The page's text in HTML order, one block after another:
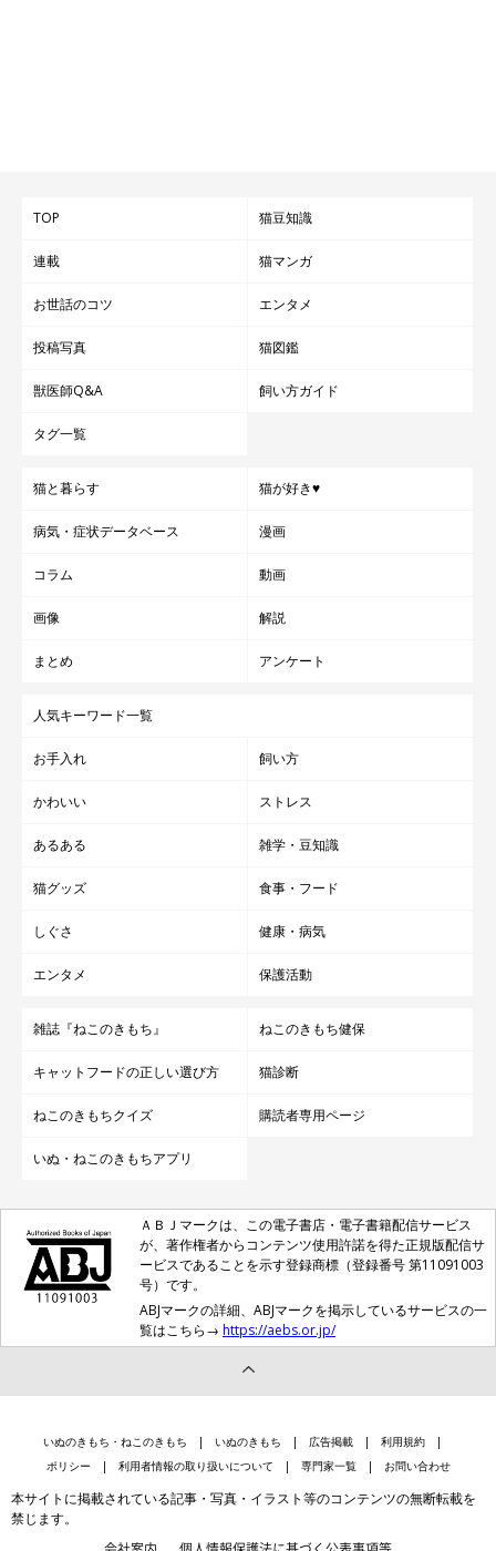
TOP 猫豆知識
連載 猫マンガ
お世話のコツ エンタメ
投稿写真 猫図鑑
獣医師Q&A 飼い方ガイド
タグ一覧
猫と暮らす 猫が好き♥
病気・症状データベース 漫画
コラム 動画
画像 解説
まとめ アンケート
人気キーワード一覧
お手入れ 飼い方
かわいい ストレス
あるある 雑学・豆知識
猫グッズ 食事・フード
しぐさ 健康・病気
エンタメ 保護活動
雑誌『ねこのきもち』 ねこのきもち健保
キャットフードの正しい選び方 猫診断
ねこのきもちクイズ 購読者専用ページ
いぬ・ねこのきもちアプリ
ＡＢＪマークは、この電子書店・電子書籍配信サービス
が、著作権者からコンテンツ使用許諾を得た正規版配信サ
ービスであることを示す登録商標（登録番号 第11091003
号）です。
ABJマークの詳細、ABJマークを掲示しているサービスの一
覧はこちら→ https://aebs.or.jp/
いぬのきもち・ねこのきもち いぬのきもち 広告掲載
利用規約
ポリシー
利用者情報の取り扱いについて 専門家一覧 お問い合わせ
本サイトに掲載されている記事・写真・イラスト等のコンテンツの無断転載を
禁じます。